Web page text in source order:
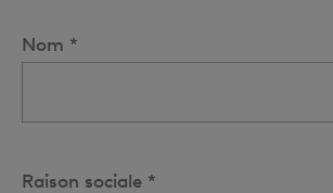
Nom *
Raison sociale *